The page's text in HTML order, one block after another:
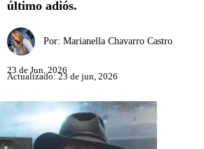
último adiós.
Por: Marianella Chavarro Castro
23 de Jun, 2026
Actualizado: 23 de jun, 2026